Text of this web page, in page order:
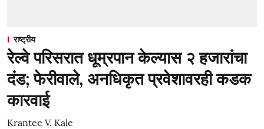
राष्ट्रीय
रेल्वे परिसरात धूम्रपान केल्यास २ हजारांचा
दंड; फेरीवाले, अनधिकृत प्रवेशावरही कडक
कारवाई
Krantee V. Kale